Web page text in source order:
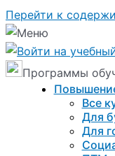
Перейти к
Программы
Все
Для
Для